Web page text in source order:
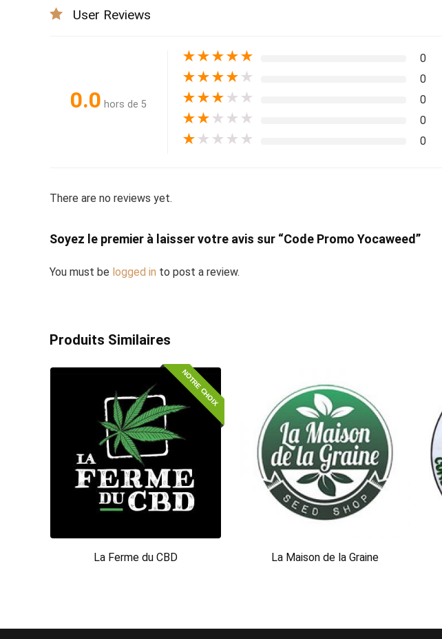
User Reviews
0.0 hors de 5
★★★★★ 0
★★★★ ★ 0
★★★ ★ ★ 0
★★ ★ ★ ★ 0
★ ★ ★ ★ ★ 0
There are no reviews yet.
Soyez le premier à laisser votre avis sur “Code Promo Yocaweed”
You must be logged in to post a review.
Produits Similaires
NOTRE CHOIX
La Ferme du CBD La Maison de la Graine